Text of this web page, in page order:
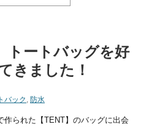
トートバッグを好
きました！
バック , 防水
作られた【TENT】のバッグに出会